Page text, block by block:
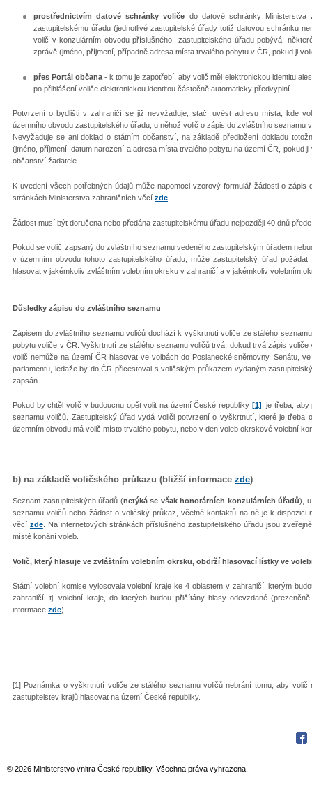
prostřednictvím datové schránky voliče do datové schránky Ministerstva
zastupitelskému úřadu (jednotlivé zastupitelské úřady totiž datovou schránku
volič v konzulárním obvodu příslušného zastupitelského úřadu pobývá;
zprávě (jméno, příjmení, případně adresa místa trvalého pobytu v ČR, pokud ji
přes Portál občana - k tomu je zapotřebí, aby volič měl elektronickou identitu
po přihlášení voliče elektronickou identitou částečně automaticky předvyplní.
Potvrzení o bydlišti v zahraničí se již nevyžaduje, stačí uvést adresu místa, kde
územního obvodu zastupitelského úřadu, u něhož volič o zápis do zvláštního seznamu
Nevyžaduje se ani doklad o státním občanství, na základě předložení dokladu
(jméno, příjmení, datum narození a adresa místa trvalého pobytu na území ČR, pokud
občanství žadatele.
K uvedení všech potřebných údajů může napomoci vzorový formulář žádosti o
stránkách Ministerstva zahraničních věcí zde
Žádost musí být doručena nebo předána zastupitelskému úřadu nejpozději 40 dnů
Pokud se volič zapsaný do zvláštního seznamu vedeného zastupitelským úřadem
v územním obvodu tohoto zastupitelského úřadu, může zastupitelský úřad
hlasovat v jakémkoliv zvláštním volebním okrsku v zahraničí a v jakémkoliv volebním
Důsledky zápisu do zvláštního seznamu
Zápisem do zvláštního seznamu voličů dochází k vyškrtnutí voliče ze stálého
pobytu voliče v ČR. Vyškrtnutí ze stálého seznamu voličů trvá, dokud trvá zápis
volič nemůže na území ČR hlasovat ve volbách do Poslanecké sněmovny, Senátu,
parlamentu, ledaže by do ČR přicestoval s voličským průkazem vydaným
zapsán.
Pokud by chtěl volič v budoucnu opět volit na území České republiky [1] , je třeba,
seznamu voličů. Zastupitelský úřad vydá voliči potvrzení o vyškrtnutí, které je třeba
územním obvodu má volič místo trvalého pobytu, nebo v den voleb okrskové volební
b) na základě voličského průkazu (bližší informace zde)
Seznam zastupitelských úřadů (netýká se však honorárních konzulárních úřadů),
seznamu voličů nebo žádost o voličský průkaz, včetně kontaktů na ně je k dispozici
věcí zde. Na internetových stránkách příslušného zastupitelského úřadu jsou
místě konání voleb.
Volič, který hlasuje ve zvláštním volebním okrsku, obdrží hlasovací lístky ve
Státní volební komise vylosovala volební kraje ke 4 oblastem v zahraničí, kterým
zahraničí, tj. volební kraje, do kterých budou přičítány hlasy odevzdané
informace zde).
[1] Poznámka o vyškrtnutí voliče ze stálého seznamu voličů nebrání tomu, aby
zastupitelstev krajů hlasovat na území České republiky.
© 2026 Ministerstvo vnitra České republiky. Všechna práva vyhrazena.